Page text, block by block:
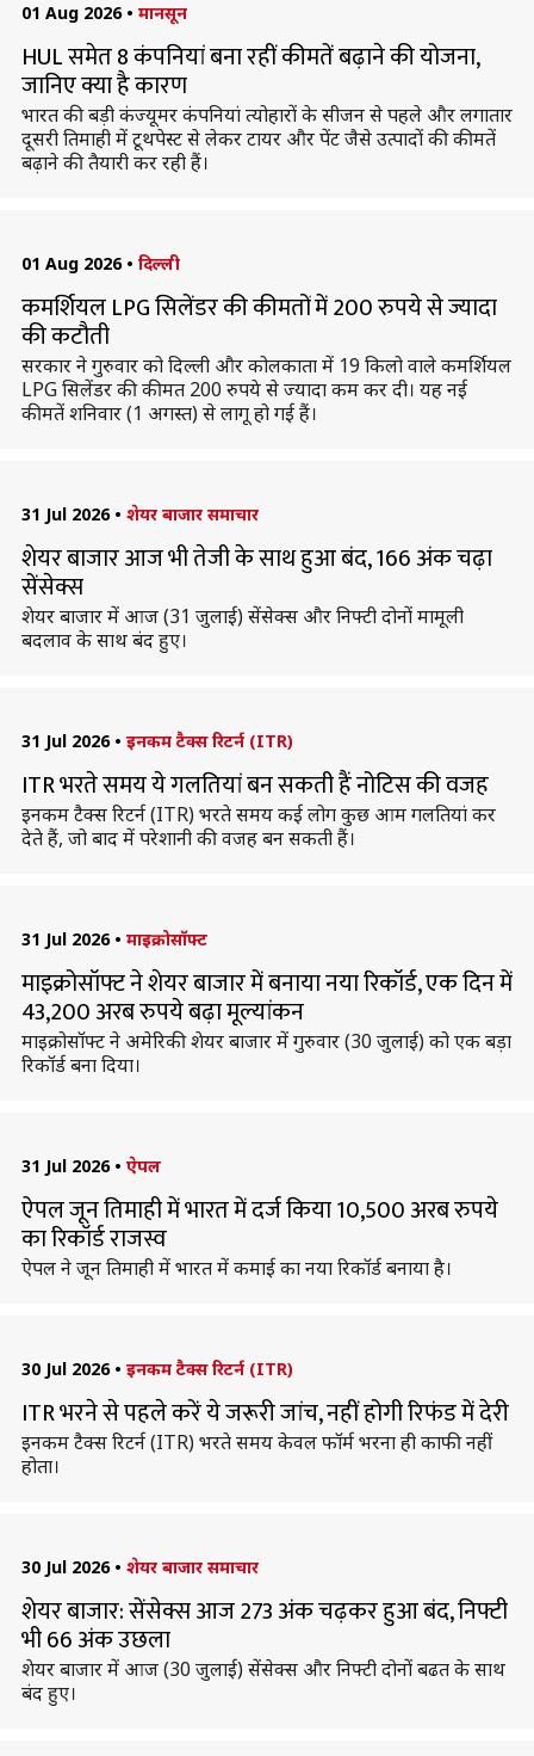
01 Aug 2026 • मानसून
HUL समेत 8 कंपनियां बना रहीं कीमतें बढ़ाने की योजना,
जानिए क्या है कारण
भारत की बड़ी कंज्यूमर कंपनियां त्योहारों के सीजन से पहले और लगातार
दूसरी तिमाही में टूथपेस्ट से लेकर टायर और पेंट जैसे उत्पादों की कीमतें
बढ़ाने की तैयारी कर रही हैं।
01 Aug 2026 • दिल्ली
कमर्शियल LPG सिलेंडर की कीमतों में 200 रुपये से ज्यादा
की कटौती
सरकार ने गुरुवार को दिल्ली और कोलकाता में 19 किलो वाले कमर्शियल
LPG सिलेंडर की कीमत 200 रुपये से ज्यादा कम कर दी। यह नई
कीमतें शनिवार (1 अगस्त) से लागू हो गई हैं।
31 Jul 2026 • शेयर बाजार समाचार
शेयर बाजार आज भी तेजी के साथ हुआ बंद, 166 अंक चढ़ा
सेंसेक्स
शेयर बाजार में आज (31 जुलाई) सेंसेक्स और निफ्टी दोनों मामूली
बदलाव के साथ बंद हुए।
31 Jul 2026 • इनकम टैक्स रिटर्न (ITR)
ITR भरते समय ये गलतियां बन सकती हैं नोटिस की वजह
इनकम टैक्स रिटर्न (ITR) भरते समय कई लोग कुछ आम गलतियां कर
देते हैं, जो बाद में परेशानी की वजह बन सकती हैं।
31 Jul 2026 • माइक्रोसॉफ्ट
माइक्रोसॉफ्ट ने शेयर बाजार में बनाया नया रिकॉर्ड, एक दिन में
43,200 अरब रुपये बढ़ा मूल्यांकन
माइक्रोसॉफ्ट ने अमेरिकी शेयर बाजार में गुरुवार (30 जुलाई) को एक बड़ा
रिकॉर्ड बना दिया।
31 Jul 2026 • ऐपल
ऐपल जून तिमाही में भारत में दर्ज किया 10,500 अरब रुपये
का रिकॉर्ड राजस्व
ऐपल ने जून तिमाही में भारत में कमाई का नया रिकॉर्ड बनाया है।
30 Jul 2026 • इनकम टैक्स रिटर्न (ITR)
ITR भरने से पहले करें ये जरूरी जांच, नहीं होगी रिफंड में देरी
इनकम टैक्स रिटर्न (ITR) भरते समय केवल फॉर्म भरना ही काफी नहीं
होता।
30 Jul 2026 • शेयर बाजार समाचार
शेयर बाजार: सेंसेक्स आज 273 अंक चढ़कर हुआ बंद, निफ्टी
भी 66 अंक उछला
शेयर बाजार में आज (30 जुलाई) सेंसेक्स और निफ्टी दोनों बढत के साथ
बंद हुए।